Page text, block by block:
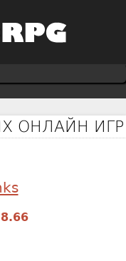
ОНЛАЙН ИГР
8.66